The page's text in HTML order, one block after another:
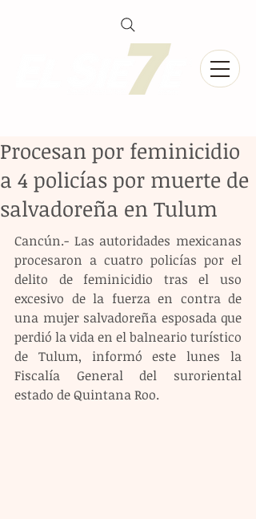
Procesan por feminicidio
a 4 policías por muerte de
salvadoreña en Tulum
Cancún.- Las autoridades mexicanas
procesaron a cuatro policías por el
delito de feminicidio tras el uso
excesivo de la fuerza en contra de
una mujer salvadoreña esposada que
perdió la vida en el balneario turístico
de Tulum, informó este lunes la
Fiscalía General del suroriental
estado de Quintana Roo.